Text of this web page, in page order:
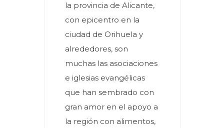
la provincia de Alicante,
con epicentro en la
ciudad de Orihuela y
alrededores, son
muchas las asociaciones
e iglesias evangélicas
que han sembrado con
gran amor en el apoyo a
la región con alimentos,